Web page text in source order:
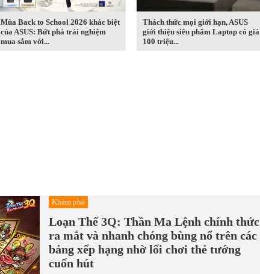
Mùa Back to School 2026 khác biệt
của ASUS: Bứt phá trải nghiệm
mua sắm với...
Thách thức mọi giới hạn, ASUS
giới thiệu siêu phẩm Laptop có giá
100 triệu...
Khám phá
Loạn Thế 3Q: Thần Ma Lệnh chính thức
ra mắt và nhanh chóng bùng nổ trên các
bảng xếp hạng nhờ lối chơi thẻ tướng
cuốn hút